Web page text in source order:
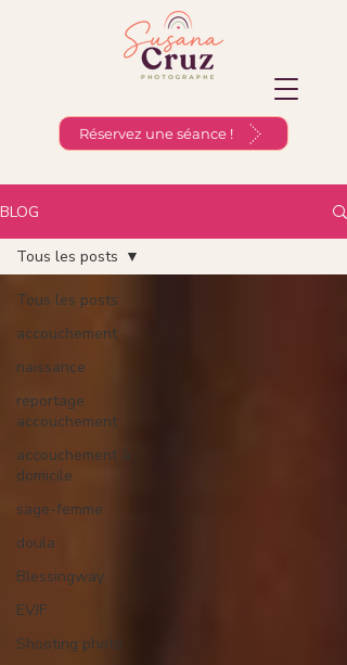
Réservez une séance !
BLOG
Tous les posts
accouchement
naissance
reportage
accouchement
accouchement à
domicile
sage-femme
doula
Blessingway
EVJF
Shooting photo
Tous les posts